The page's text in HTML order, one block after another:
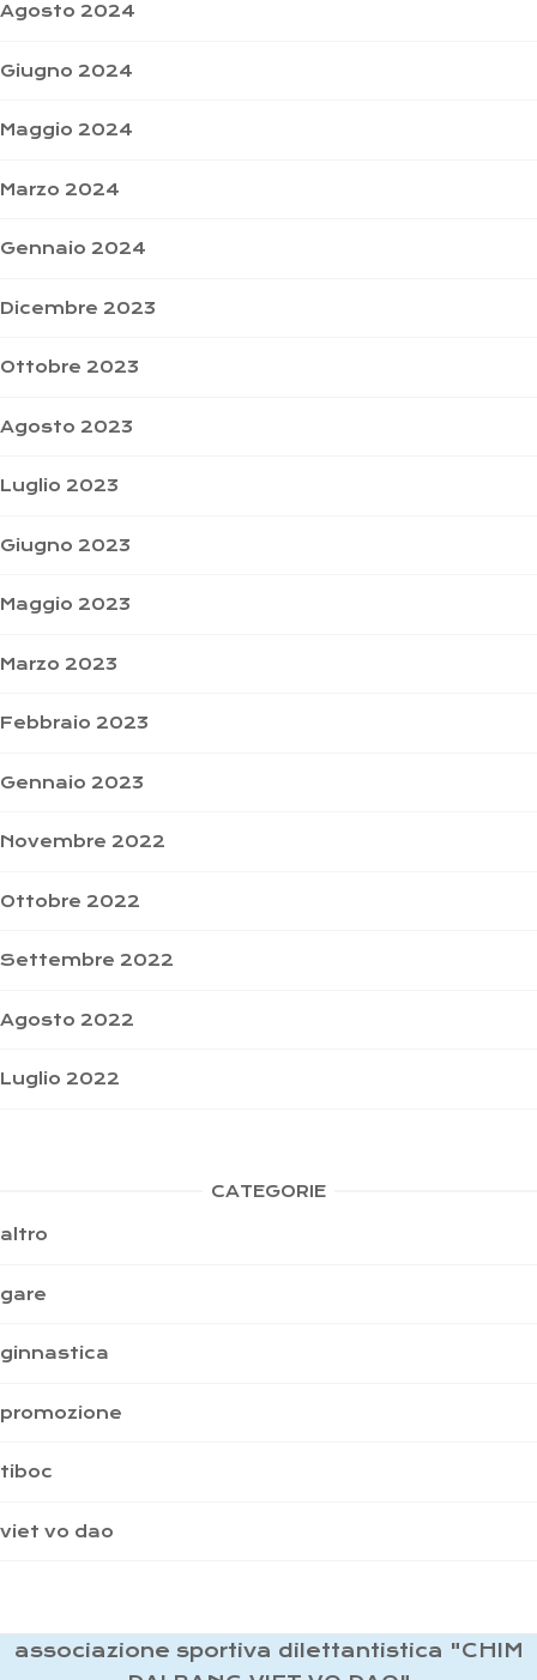
Agosto 2024
Giugno 2024
Maggio 2024
Marzo 2024
Gennaio 2024
Dicembre 2023
Ottobre 2023
Agosto 2023
Luglio 2023
Giugno 2023
Maggio 2023
Marzo 2023
Febbraio 2023
Gennaio 2023
Novembre 2022
Ottobre 2022
Settembre 2022
Agosto 2022
Luglio 2022
CATEGORIE
altro
gare
ginnastica
promozione
tiboc
viet vo dao
associazione sportiva dilettantistica "CHIM